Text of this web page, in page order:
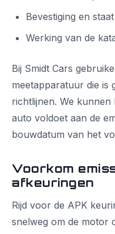
Bevestiging en
Werking van de
Bij Smidt Cars
meetapparatuur die is
richtlijnen. We
auto voldoet aan de
bouwdatum van het
Voorkom
afkeuringen
Rijd voor de APK
snelweg om de motor